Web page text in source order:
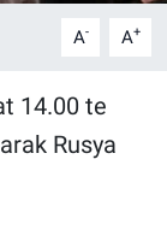
A- A+
14.00 te
Rusya